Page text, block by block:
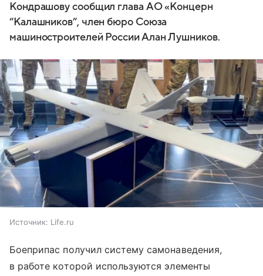
Кондрашову сообщил глава АО «Концерн
“Калашников”, член бюро Союза
машиностроителей России Алан Лушников.
Источник: Life.ru
Боеприпас получил систему самонаведения,
в работе которой используются элементы